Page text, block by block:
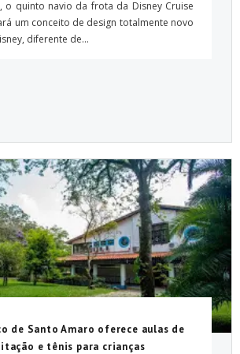
o quinto navio da frota da Disney Cruise
um conceito de design totalmente novo
diferente de...
de Santo Amaro oferece aulas de
e tênis para crianças